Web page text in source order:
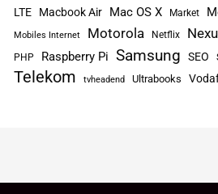
LTE Macbook Air Mac OS X Market
Mobiles Internet Motorola Netflix
PHP Raspberry Pi Samsung SEO
Telekom tvheadend Ultrabooks